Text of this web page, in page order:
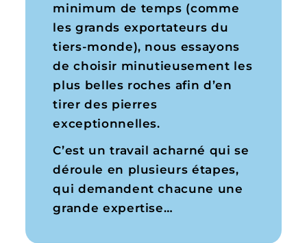
minimum de temps (comme
les grands exportateurs du
tiers-monde), nous essayons
de choisir minutieusement les
plus belles roches afin d’en
tirer des pierres
exceptionnelles.
C’est un travail acharné qui se
déroule en plusieurs étapes,
qui demandent chacune une
grande expertise…